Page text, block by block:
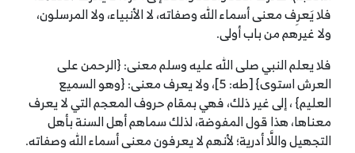
فلا يَعرِف معنى أسماء الله وصفاته، لا الأنبياء، ولا المرسلون،
ولا غيرهم من باب أولى.
فلا يعلم النبي صلى الله عليه وسلم معنى: {الرحمن على
العرش استوى} [طه: 5]، ولا يعرف معنى: {وهو السميع
العليم} ، إلى غير ذلك، فهي بمقام حروف المعجم التي لا يعرف
معناها، هذا قول المفوضة، لذلك سماهم أهل السنة بأهل
التجهيل واللَّا أدرية؛ لأنهم لا يعرفون معنى أسماء الله وصفاته.